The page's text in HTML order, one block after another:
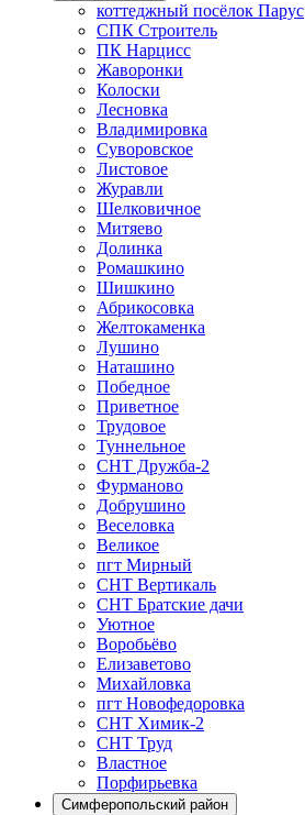
коттеджный посёлок Парус
СПК Строитель
ПК Нарцисс
Жаворонки
Колоски
Лесновка
Владимировка
Суворовское
Листовое
Журавли
Шелковичное
Митяево
Долинка
Ромашкино
Шишкино
Абрикосовка
Желтокаменка
Лушино
Наташино
Победное
Приветное
Трудовое
Туннельное
СНТ Дружба-2
Фурманово
Добрушино
Веселовка
Великое
пгт Мирный
СНТ Вертикаль
СНТ Братские дачи
Уютное
Воробьёво
Елизаветово
Михайловка
пгт Новофедоровка
СНТ Химик-2
СНТ Труд
Властное
Порфирьевка
Симферопольский район